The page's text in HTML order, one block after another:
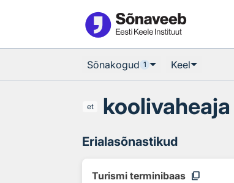
Sõnakogud 1 Keel
et
Erialasõnastikud
Turismi terminibaas content_copy